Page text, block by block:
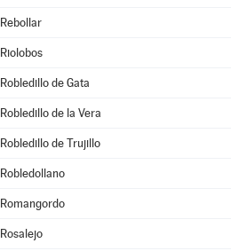
Rebollar
Riolobos
Robledillo de Gata
Robledillo de la Vera
Robledillo de Trujillo
Robledollano
Romangordo
Rosalejo